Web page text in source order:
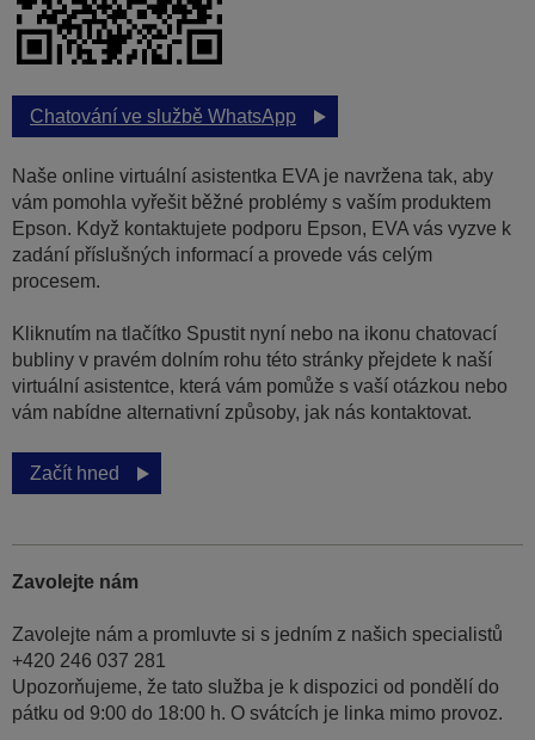
Chatování ve službě WhatsApp
Naše online virtuální asistentka EVA je navržena tak, aby
vám pomohla vyřešit běžné problémy s vaším produktem
Epson. Když kontaktujete podporu Epson, EVA vás vyzve k
zadání příslušných informací a provede vás celým
procesem.
Kliknutím na tlačítko Spustit nyní nebo na ikonu chatovací
bubliny v pravém dolním rohu této stránky přejdete k naší
virtuální asistentce, která vám pomůže s vaší otázkou nebo
vám nabídne alternativní způsoby, jak nás kontaktovat.
Začít hned
Zavolejte nám
Zavolejte nám a promluvte si s jedním z našich specialistů
+420 246 037 281
Upozorňujeme, že tato služba je k dispozici od pondělí do
pátku od 9:00 do 18:00 h. O svátcích je linka mimo provoz.